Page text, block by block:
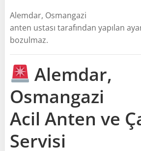
Alemdar, Osmangazi
anten ustası tarafından yapılan
bozulmaz.
Alemdar,
Osmangazi
Acil Anten ve
Servisi